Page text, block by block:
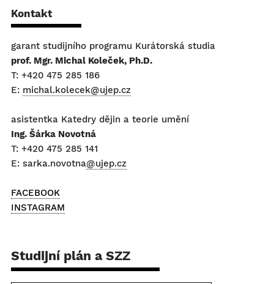
Kontakt
garant studijního programu Kurátorská studia
prof. Mgr. Michal Koleček, Ph.D.
T: +420 475 285 186
E: michal.kolecek@ujep.cz
asistentka Katedry dějin a teorie umění
Ing. Šárka Novotná
T: +420 475 285 141
E: sarka.novotna@ujep.cz
FACEBOOK
INSTAGRAM
Studijní plán a SZZ